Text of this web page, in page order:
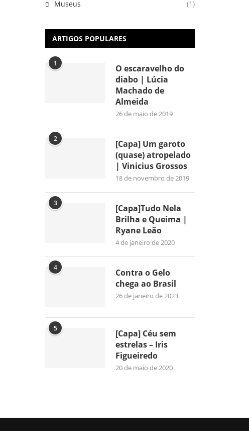
Museus (1)
ARTIGOS POPULARES
1
O escaravelho do
diabo | Lúcia
Machado de
Almeida
26 de maio de 2019
2
[Capa] Um garoto
(quase) atropelado
| Vinicius Grossos
18 de novembro de 2019
3
[Capa]Tudo Nela
Brilha e Queima |
Ryane Leão
4 de janeiro de 2020
4
Contra o Gelo
chega ao Brasil
26 de janeiro de 2023
5
[Capa] Céu sem
estrelas – Iris
Figueiredo
20 de maio de 2020